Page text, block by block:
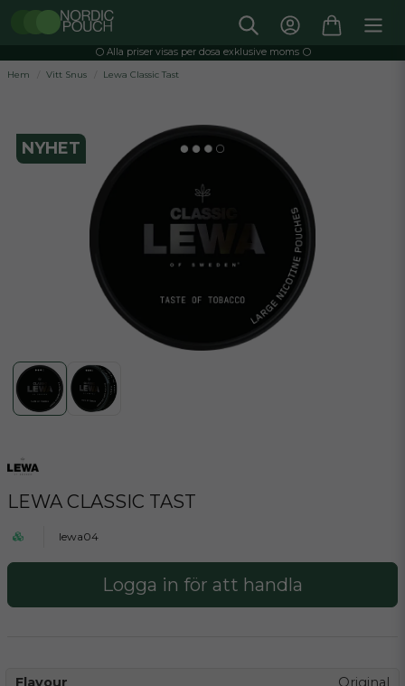
⚪️ Alla priser visas per dosa exklusive moms ⚪️
Hem
Vitt Snus Lewa Classic Tast
NYHET
LEWA CLASSIC TAST
lewa04
Logga in för att handla
Flavour
Original